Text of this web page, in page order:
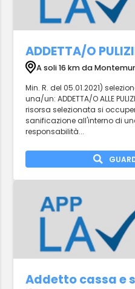
ADDETTA/O
A soli 16 km da
Min. R. del 05.01.2021)
una/un: ADDETTA/O ALLE
risorsa selezionata si
sanificazione all'interno di
responsabilità...
Addetto cassa